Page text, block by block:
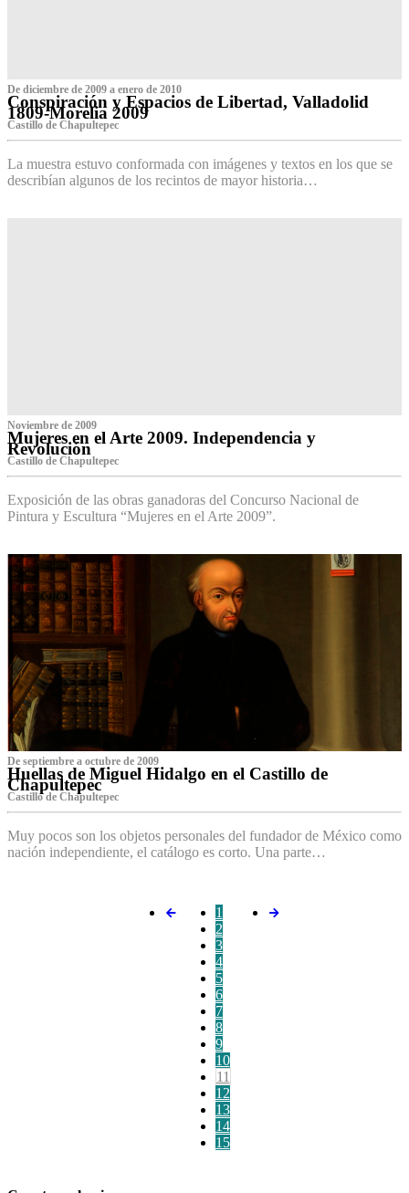
De diciembre de 2009 a enero de 2010
Conspiración y Espacios de Libertad, Valladolid
1809-Morelia 2009
Castillo de Chapultepec
La muestra estuvo conformada con imágenes y textos en los que se
describían algunos de los recintos de mayor historia…
Noviembre de 2009
Mujeres en el Arte 2009. Independencia y
Revolución
Castillo de Chapultepec
Exposición de las obras ganadoras del Concurso Nacional de
Pintura y Escultura “Mujeres en el Arte 2009”.
De septiembre a octubre de 2009
Huellas de Miguel Hidalgo en el Castillo de
Chapultepec
Castillo de Chapultepec
Muy pocos son los objetos personales del fundador de México como
nación independiente, el catálogo es corto. Una parte…
1
2
3
4
5
6
7
8
9
10
11
12
13
14
15